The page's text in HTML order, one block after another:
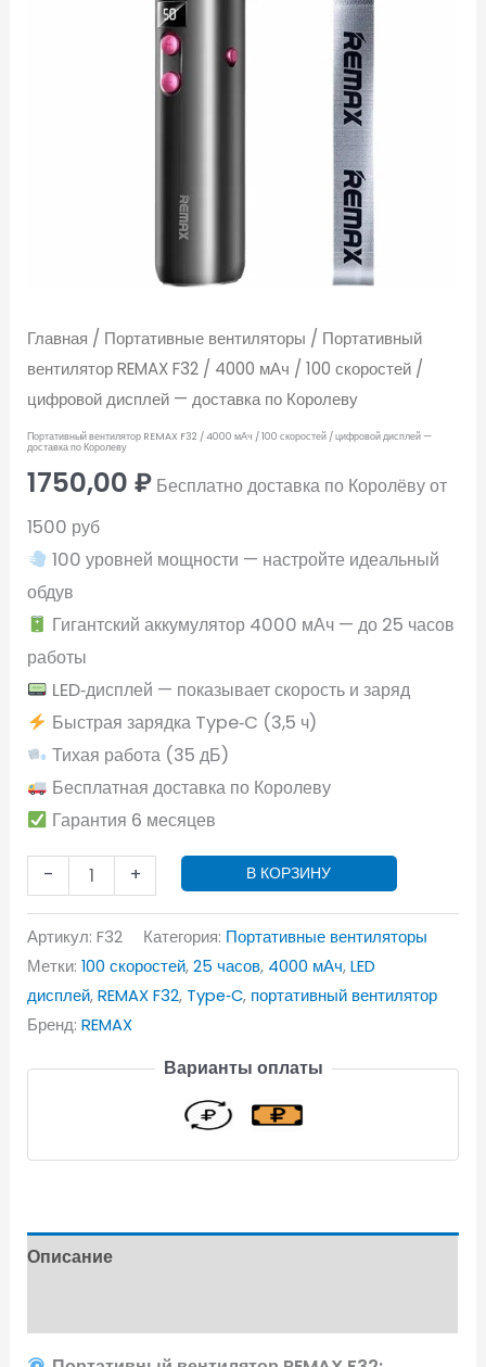
Главная / Портативные вентиляторы / Портативный
вентилятор REMAX F32 / 4000 мАч / 100 скоростей /
цифровой дисплей — доставка по Королеву
Портативный вентилятор REMAX F32 / 4000 мАч / 100 скоростей / цифровой дисплей —
доставка по Королеву
1750,00₽ Бесплатно доставка по Королёву от
1500 руб
100 уровней мощности — настройте идеальный
обдув
Гигантский аккумулятор 4000 мАч — до 25 часов
работы
LED‑дисплей — показывает скорость и заряд
Быстрая зарядка Type‑C (3,5 ч)
Тихая работа (35 дБ)
Бесплатная доставка по Королеву
Гарантия 6 месяцев
- + В КОРЗИНУ
Артикул:F32 Категория: Портативные вентиляторы
Метки:100 скоростей,25 часов, 4000 мАч,LED
дисплей,REMAX F32, Type‑C, портативный вентилятор
Бренд:REMAX
Варианты оплаты
Описание